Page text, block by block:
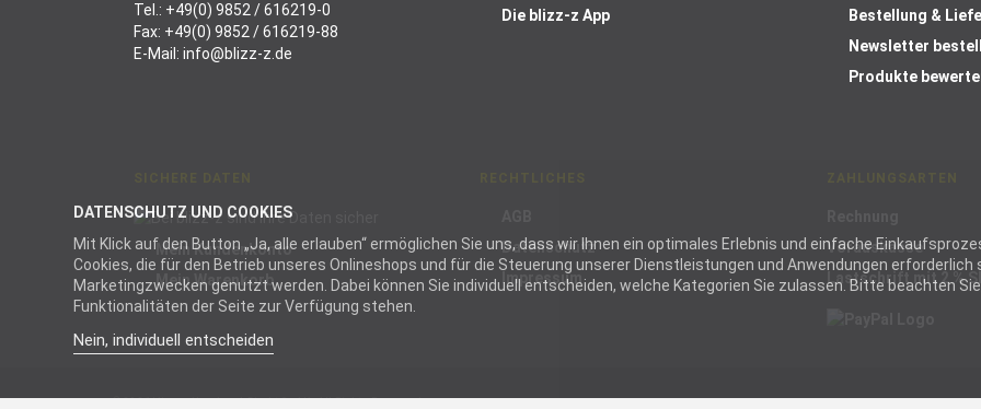
DATENSCHUTZ UND COOKIES
Mit Klick auf den Button „Ja, alle erlauben“ ermöglichen Sie uns, dass wir Ihnen ein optimales Erlebnis und einfache
Cookies, die für den Betrieb unseres Onlineshops und für die Steuerung unserer Dienstleistungen und Anwendungen
Marketingzwecken genutzt werden. Dabei können Sie individuell entscheiden, welche Kategorien Sie zulassen. Bitte beachten
Funktionalitäten der Seite zur Verfügung stehen.
Nein, individuell entscheiden
Notwendig
Tel.: +49(0) 9852 / 616219-0
Fax: +49(0) 9852 / 616219-88
E-Mail: info@blizz-z.de
Die blizz-z App
Bestellung &
Newsletter
Produkte
Mein Kundenkonto
Mein Warenkorb
Datenschutz
Impressum
Vorauskasse
Lastschrift mit 2 %
© 2026 blizz-z Handwerk Direkt GmbH. All Rights Reserved.